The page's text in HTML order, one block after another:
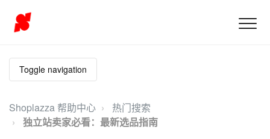
Toggle navigation
Shoplazza 帮助中心
热门搜索
独立站卖家必看：最新选品指南